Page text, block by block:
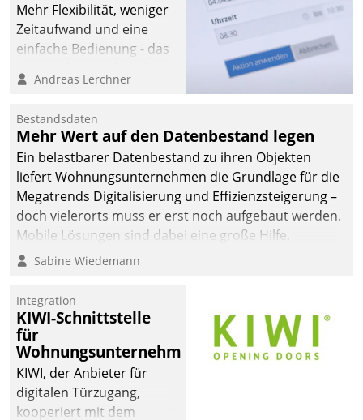
Mehr Flexibilität, weniger
Zeitaufwand und eine
einfache Bedienung - das
Cockpit für mobile
Datatrain. Die meravis
Wohnungsbau- und
Immobilien GmbH hat
sich dabei für den Betrieb
der Lösung über die SAP
Cloud Platform
entschieden - als erstes
Unternehmen am
Andreas Lerchner
Bestandsdaten
Mehr Wert auf den Datenbestand legen
Ein belastbarer Datenbestand zu ihren Objekten
liefert Wohnungsunternehmen die Grundlage für die
Megatrends Digitalisierung und Effizienzsteigerung –
doch vielerorts muss er erst noch aufgebaut werden.
Mobile Lösungen sind dabei eine große Hilfe.
Sabine Wiedemann
Integration
KIWI-Schnittstelle
für
Wohnungsunternehmen
KIWI, der Anbieter für
digitalen Türzugang,
kooperiert mit dem